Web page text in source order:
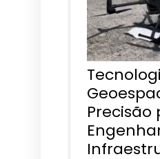
Precisão